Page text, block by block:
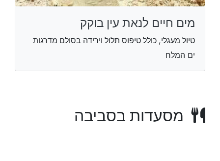
מים חיים לנאת עין בוקק
טיול מעגלי, כולל טיפוס תלול וירידה בסולם מדרגות
ים המלח
מסעדות בסביבה